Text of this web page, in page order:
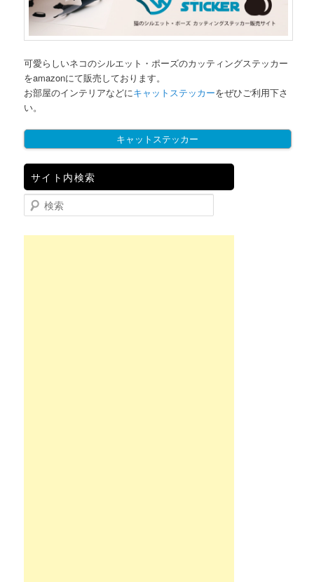
可愛らしいネコのシルエット・ポーズのカッティングステッカー
をamazonにて販売しております。
お部屋のインテリアなどにキャットステッカーをぜひご利用下さ
い。
キャットステッカー
サイト内検索
検索